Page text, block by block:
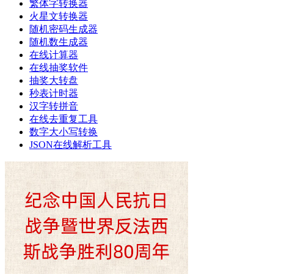
繁体字转换器
火星文转换器
随机密码生成器
随机数生成器
在线计算器
在线抽奖软件
抽奖大转盘
秒表计时器
汉字转拼音
在线去重复工具
数字大小写转换
JSON在线解析工具